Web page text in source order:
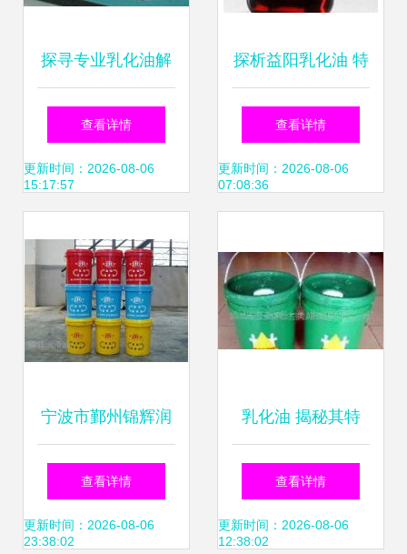
探寻专业乳化油解
决方案 从产品特性
到优质供货商选择
查看详情
更新时间：2026-08-06
15:17:57
探析益阳乳化油 特
性、应用与市场前
景
查看详情
更新时间：2026-08-06
07:08:36
宁波市鄞州锦辉润
滑油品经营部专业
展示 乳化油产品相
查看详情
更新时间：2026-08-06
23:38:02
乳化油 揭秘其特
性、应用与加水变
白的奥秘
查看详情
更新时间：2026-08-06
12:38:02